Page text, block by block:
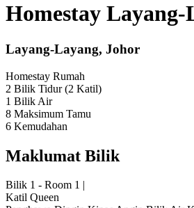
Homestay
Layang-Layang, Johor
Homestay Rumah
2 Bilik Tidur(2 Katil)
1 Bilik Air
8 Maksimum Tamu
6 Kemudahan
Maklumat Bilik
Bilik 1 - Room 1 |
Katil Queen